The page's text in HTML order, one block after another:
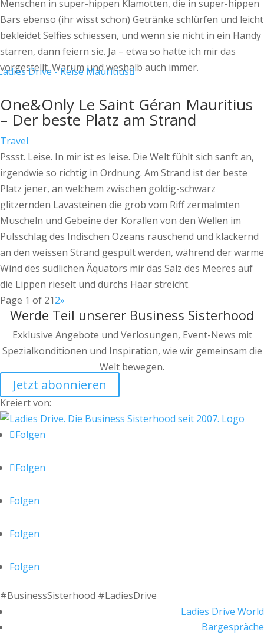
Menschen in super-hippen Klamotten, die in super-hippen
Bars ebenso (ihr wisst schon) Getränke schlürfen und leicht
bekleidet Selfies schiessen, und wenn sie nicht in ein Handy
starren, dann feiern sie. Ja – etwa so hatte ich mir das
vorgestellt. Warum und weshalb auch immer.
One&Only Le Saint Géran Mauritius
– Der beste Platz am Strand
Travel
Pssst. Leise. In mir ist es leise. Die Welt fühlt sich sanft an,
irgendwie so richtig in Ordnung. Am Strand ist der beste
Platz jener, an welchem zwischen goldig-schwarz
glitzernden Lavasteinen die grob vom Riff zermalmten
Muscheln und Gebeine der Korallen von den Wellen im
Pulsschlag des Indischen Ozeans rauschend und klackernd
an den weissen Strand gespült werden, während der warme
Wind des südlichen Äquators mir das Salz des Meeres auf
die Lippen rieselt und durchs Haar streicht.
Page 1 of 212»
Werde Teil unserer Business Sisterhood
Exklusive Angebote und Verlosungen, Event-News mit
Spezialkonditionen und Inspiration, wie wir gemeinsam die
Welt bewegen.
Jetzt abonnieren
Kreiert von:
Folgen
Folgen
Folgen
Folgen
Folgen
#BusinessSisterhood #LadiesDrive
Ladies Drive World
Bargespräche